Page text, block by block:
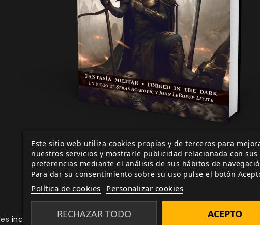
incluye todas las reglas que necesitas para jugar
. En este libro
Este sitio web utiliza cookies propias y de terceros para
nuestros servicios y mostrarle publicidad relacionada con sus
preferencias mediante el análisis de sus hábitos de
Para dar su consentimiento sobre su uso pulse el botón
Política de cookies Personalizar cookies
RECHAZAR TODO ACEPTO